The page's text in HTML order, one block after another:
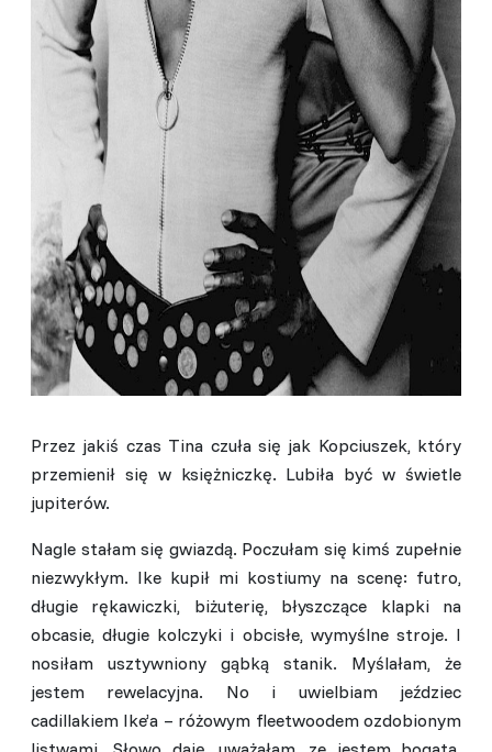
Przez jakiś czas Tina czuła się jak Kopciuszek, który
przemienił się w księżniczkę. Lubiła być w świetle
jupiterów.
Nagle stałam się gwiazdą. Poczułam się kimś zupełnie
niezwykłym. Ike kupił mi kostiumy na scenę: futro,
długie rękawiczki, biżuterię, błyszczące klapki na
obcasie, długie kolczyki i obcisłe, wymyślne stroje. I
nosiłam usztywniony gąbką stanik. Myślałam, że
jestem rewelacyjna. No i uwielbiam jeździec
cadillakiem Ike’a – różowym fleetwoodem ozdobionym